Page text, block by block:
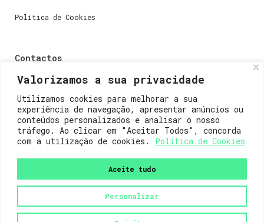
Valorizamos a sua privacidade
Utilizamos cookies para melhorar a sua
experiência de navegação, apresentar anúncios ou
conteúdos personalizados e analisar o nosso
tráfego. Ao clicar em "Aceitar Todos", concorda
com a utilização de cookies.
Política de Cookies
Personalizar
Aceite tudo
Política de Cookies
Contactos
Dúvidas ou perguntas envie-nos um e-mail para
Dúvidas de registro ou suporte, envie um e-mail para
support@lisboainnovation.com